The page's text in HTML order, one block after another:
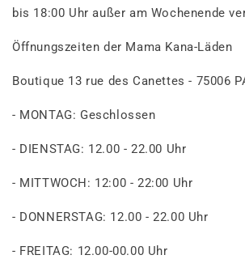
bis 18:00 Uhr außer am Wochenende
Öffnungszeiten der Mama Kana-Läden
Boutique 13 rue des Canettes - 75006
- MONTAG: Geschlossen
- DIENSTAG: 12.00 - 22.00 Uhr
- MITTWOCH: 12:00 - 22:00 Uhr
- DONNERSTAG: 12.00 - 22.00 Uhr
- FREITAG: 12.00-00.00 Uhr